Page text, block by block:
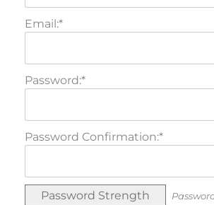
Email:*
Password:*
Password Confirmation:*
Password Strength